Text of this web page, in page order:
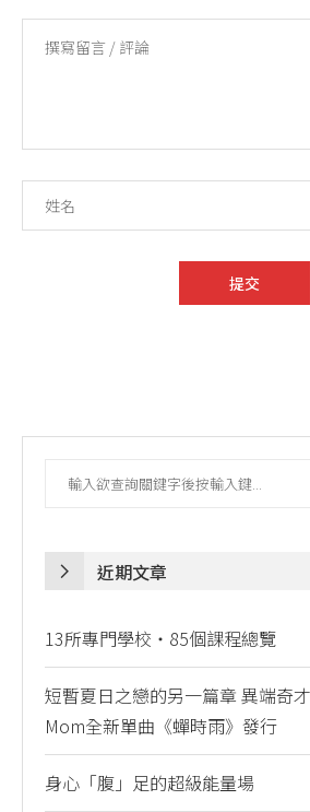
近期文章
13所專門學校・85個課程總覽
短暫夏日之戀的另一篇章 異端奇
Mom全新單曲《蟬時雨》發行
身心「腹」足的超級能量場